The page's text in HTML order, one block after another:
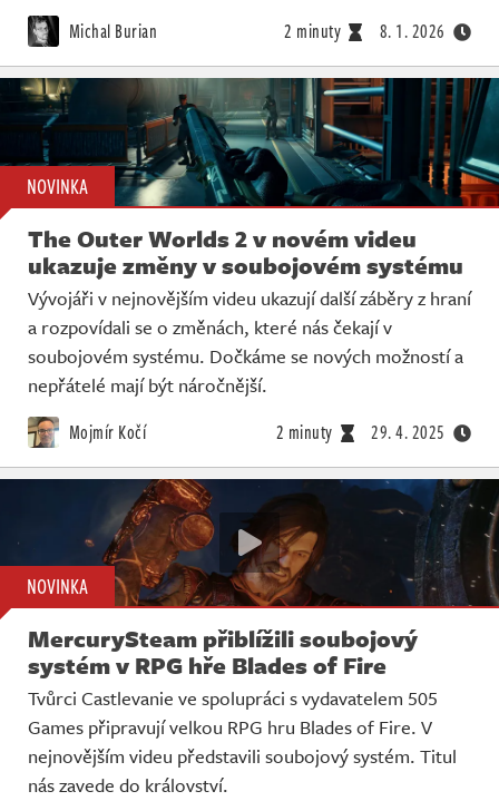
Michal Burian 2 minuty 8. 1. 2026
NOVINKA
The Outer Worlds 2 v novém videu
ukazuje změny v soubojovém systému
Vývojáři v nejnovějším videu ukazují další záběry z hraní
a rozpovídali se o změnách, které nás čekají v
soubojovém systému. Dočkáme se nových možností a
nepřátelé mají být náročnější.
Mojmír Kočí 2 minuty 29. 4. 2025
NOVINKA
MercurySteam přiblížili soubojový
systém v RPG hře Blades of Fire
Tvůrci Castlevanie ve spolupráci s vydavatelem 505
Games připravují velkou RPG hru Blades of Fire. V
nejnovějším videu představili soubojový systém. Titul
nás zavede do království.